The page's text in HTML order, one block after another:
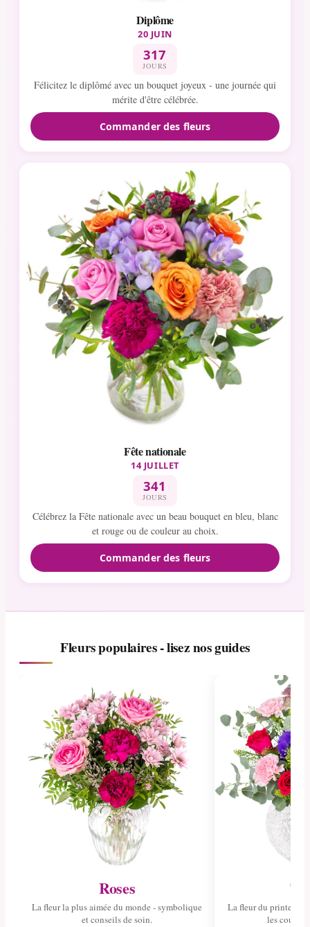
Diplôme
20 JUIN
317
JOURS
Félicitez le diplômé avec un bouquet joyeux - une journée qui
mérite d'être célébrée.
Commander des fleurs
Fête nationale
14 JUILLET
341
JOURS
Célébrez la Fête nationale avec un beau bouquet en bleu, blanc
et rouge ou de couleur au choix.
Commander des fleurs
Fleurs populaires - lisez nos guides
Roses
La fleur la plus aimée du monde - symbolique
et conseils de soin.
La fleur du
les